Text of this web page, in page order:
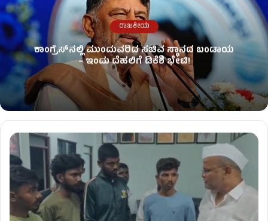
ರಾಜಕೀಯ
ಕಾಂಗ್ರೆಸ್​ನಲ್ಲಿ ಮುಂದುವರಿದ ಸಚಿವ ಸ್ಥಾನದ ಬಂಡಾಯ
– ಇಂದು ದೆಹಲಿಗೆ ಡಿಕೆಶಿ ಭೇಟಿ!